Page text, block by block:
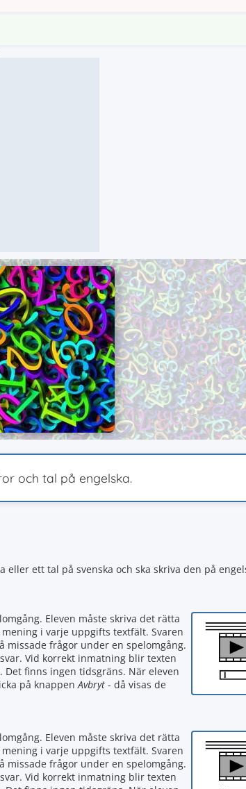
och tal på engelska.
ett tal på svenska och ska skriva den på
Eleven måste skriva det rätta
i varje uppgifts textfält. Svaren
missade frågor under en spelomgång.
Vid korrekt inmatning blir texten
. Det finns ingen tidsgräns. När eleven
på knappenAvbryt - då visas de
Eleven måste skriva det rätta
i varje uppgifts textfält. Svaren
missade frågor under en spelomgång.
Vid korrekt inmatning blir texten